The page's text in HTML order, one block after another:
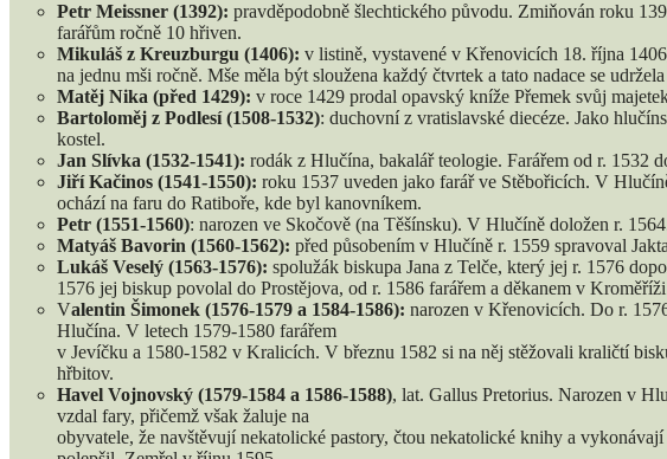
Petr Meissner (1392): pravděpodobně šlechtického původu. Zmiňován roku
farářům ročně 10 hřiven.
Mikuláš z Kreuzburgu (1406): v listině, vystavené v Křenovicích 18. října
na jednu mši ročně. Mše měla být sloužena každý čtvrtek a tato nadace se
Matěj Nika (před 1429): v roce 1429 prodal opavský kníže Přemek svůj
Bartoloměj z Podlesí (1508-1532): duchovní z vratislavské diecéze. Jako
kostel.
Jan Slívka (1532-1541): rodák z Hlučína, bakalář teologie. Farářem od r. 1532
Jiří Kačinos (1541-1550): roku 1537 uveden jako farář ve Stěbořicích. V
ochází na faru do Ratiboře, kde byl kanovníkem.
Petr (1551-1560): narozen ve Skočově (na Těšínsku). V Hlučíně doložen r.
Matyáš Bavorin (1560-1562): před působením v Hlučíně r. 1559 spravoval
Lukáš Veselý (1563-1576): spolužák biskupa Jana z Telče, který jej r. 1576
1576 jej biskup povolal do Prostějova, od r. 1586 farářem a děkanem v
Valentin Šimonek (1576-1579 a 1584-1586): narozen v Křenovicích. Do r.
Hlučína. V letech 1579-1580 farářem
v Jevíčku a 1580-1582 v Kralicích. V březnu 1582 si na něj stěžovali kraličtí
hřbitov.
Havel Vojnovský (1579-1584 a 1586-1588), lat. Gallus Pretorius. Narozen v
vzdal fary, přičemž však žaluje na
obyvatele, že navštěvují nekatolické pastory, čtou nekatolické knihy a